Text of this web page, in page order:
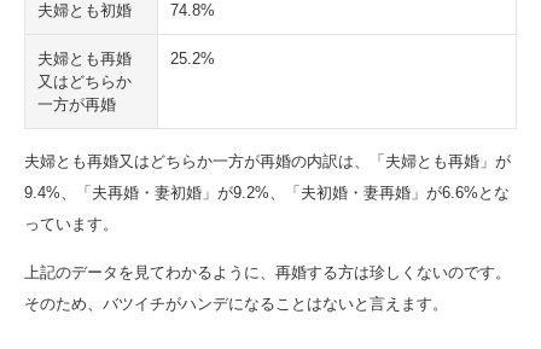
夫婦とも初婚 74.8%
夫婦とも再婚
又はどちらか
一方が再婚
25.2%
夫婦とも再婚又はどちらか一方が再婚の内訳は、「夫婦とも再婚」が
9.4%、「夫再婚・妻初婚」が9.2%、「夫初婚・妻再婚」が6.6%とな
っています。
上記のデータを見てわかるように、再婚する方は珍しくないのです。
そのため、バツイチがハンデになることはないと言えます。